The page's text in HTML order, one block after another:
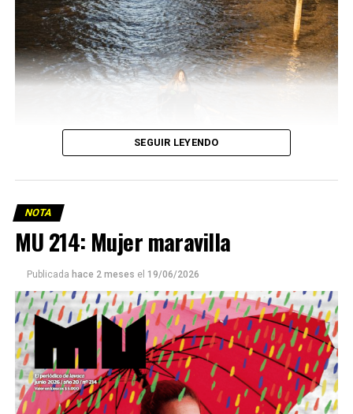
Este número 215 de MU ☝️viene con doble tapa, que
podría ser una frase:
Sin chamuyo, a remarla.
SEGUIR LEYENDO
NOTA
MU 214: Mujer maravilla
Publicada hace 2 meses el 19/06/2026